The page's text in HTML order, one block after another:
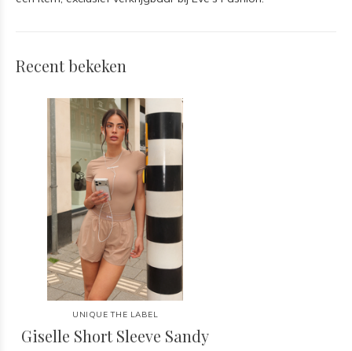
Recent bekeken
UNIQUE THE LABEL
Giselle Short Sleeve Sandy